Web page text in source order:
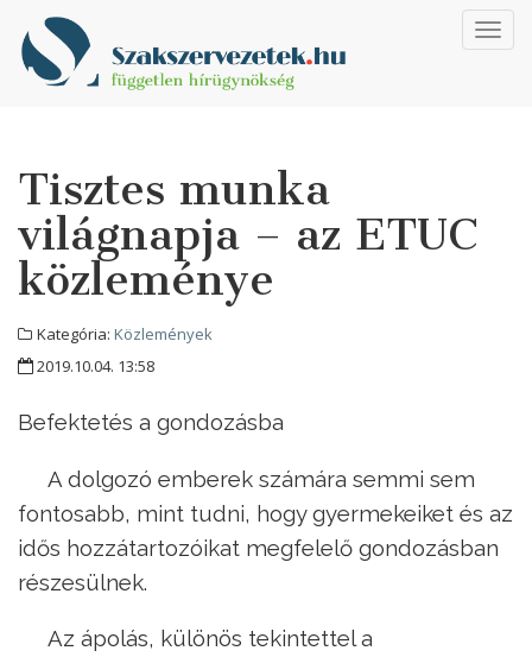
Tisztes munka
világnapja – az ETUC
közleménye
Kategória: Közlemények
2019.10.04. 13:58
Befektetés a gondozásba
A dolgozó emberek számára semmi sem
fontosabb, mint tudni, hogy gyermekeiket és az
idős hozzátartozóikat megfelelő gondozásban
részesülnek.
Az ápolás, különös tekintettel a